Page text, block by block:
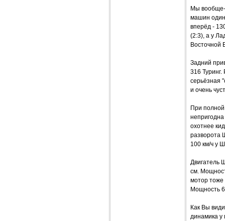
Мы вообще-
машин
вперёд -
(2:3), а у
Восточной
Задний
316
серьёзная
и очень
При полной
охотнее
разворота
100 км/ч у
Двигатель
см.
мотор
Мощность
Как Вы
динамика у